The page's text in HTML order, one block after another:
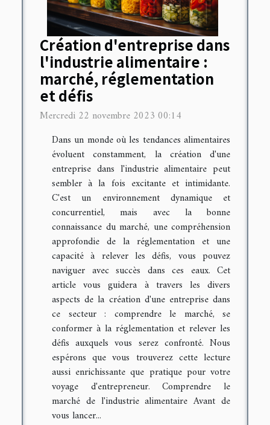
Création d'entreprise dans
l'industrie alimentaire :
marché, réglementation
et défis
Mercredi 22 novembre 2023 00:14
Dans un monde où les tendances alimentaires
évoluent constamment, la création d'une
entreprise dans l'industrie alimentaire peut
sembler à la fois excitante et intimidante.
C'est un environnement dynamique et
concurrentiel, mais avec la bonne
connaissance du marché, une compréhension
approfondie de la réglementation et une
capacité à relever les défis, vous pouvez
naviguer avec succès dans ces eaux. Cet
article vous guidera à travers les divers
aspects de la création d'une entreprise dans
ce secteur : comprendre le marché, se
conformer à la réglementation et relever les
défis auxquels vous serez confronté. Nous
espérons que vous trouverez cette lecture
aussi enrichissante que pratique pour votre
voyage d'entrepreneur. Comprendre le
marché de l'industrie alimentaire Avant de
vous lancer...